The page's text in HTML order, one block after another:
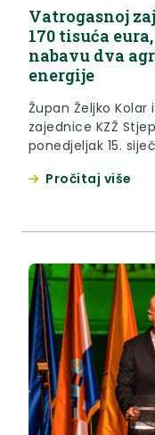
Vatrogasnoj
170 tisuća
nabavu dva
energije
Župan Željko
zajednice KZŽ
ponedjeljak 15.
Krapinsko-
Pročitaj više